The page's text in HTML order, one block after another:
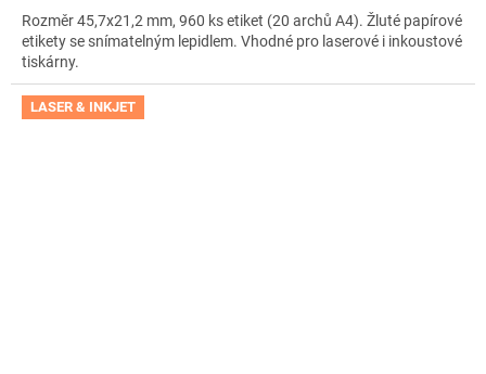
Rozměr 45,7x21,2 mm, 960 ks etiket (20 archů A4). Žluté papírové
etikety se snímatelným lepidlem. Vhodné pro laserové i inkoustové
tiskárny.
LASER & INKJET